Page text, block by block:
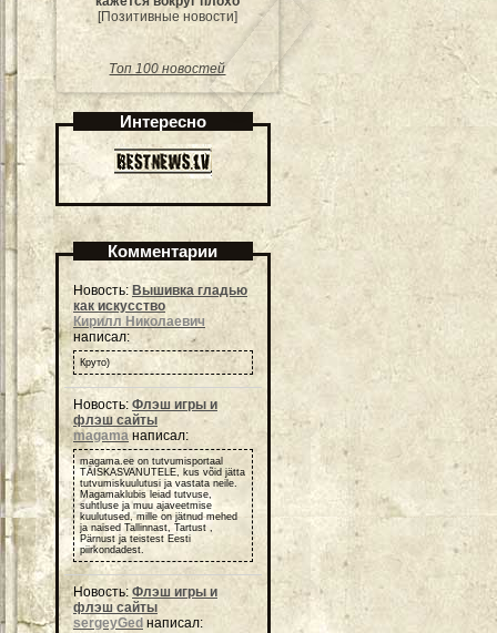
[Позитивные новости]
Топ 100 новостей
Интересно
Комментарии
Новость: Вышивка гладью
как искусство
Кирилл Николаевич
написал:
Круто)
Новость: Флэш игры и
флэш сайты
magama написал:
magama.ee on tutvumisportaal
TÄISKASVANUTELE, kus võid jätta
tutvumiskuulutusi ja vastata neile.
Magamaklubis leiad tutvuse,
suhtluse ja muu ajaveetmise
kuulutused, mille on jätnud mehed
ja naised Tallinnast, Tartust ,
Pärnust ja teistest Eesti
piirkondadest.
Новость: Флэш игры и
флэш сайты
sergeyGed написал: